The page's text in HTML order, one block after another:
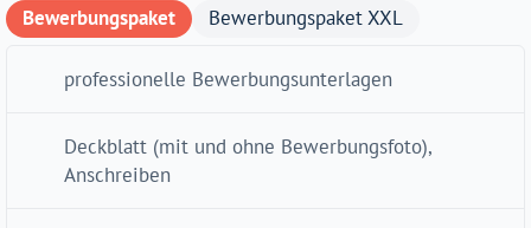
Bewerbungspaket Bewerbungspaket XXL
professionelle Bewerbungsunterlagen
Deckblatt (mit und ohne Bewerbungsfoto),
Anschreiben